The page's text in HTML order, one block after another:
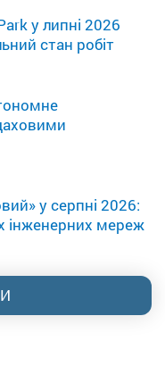
у липні 2026
стан робіт
у серпні 2026:
інженерних мереж